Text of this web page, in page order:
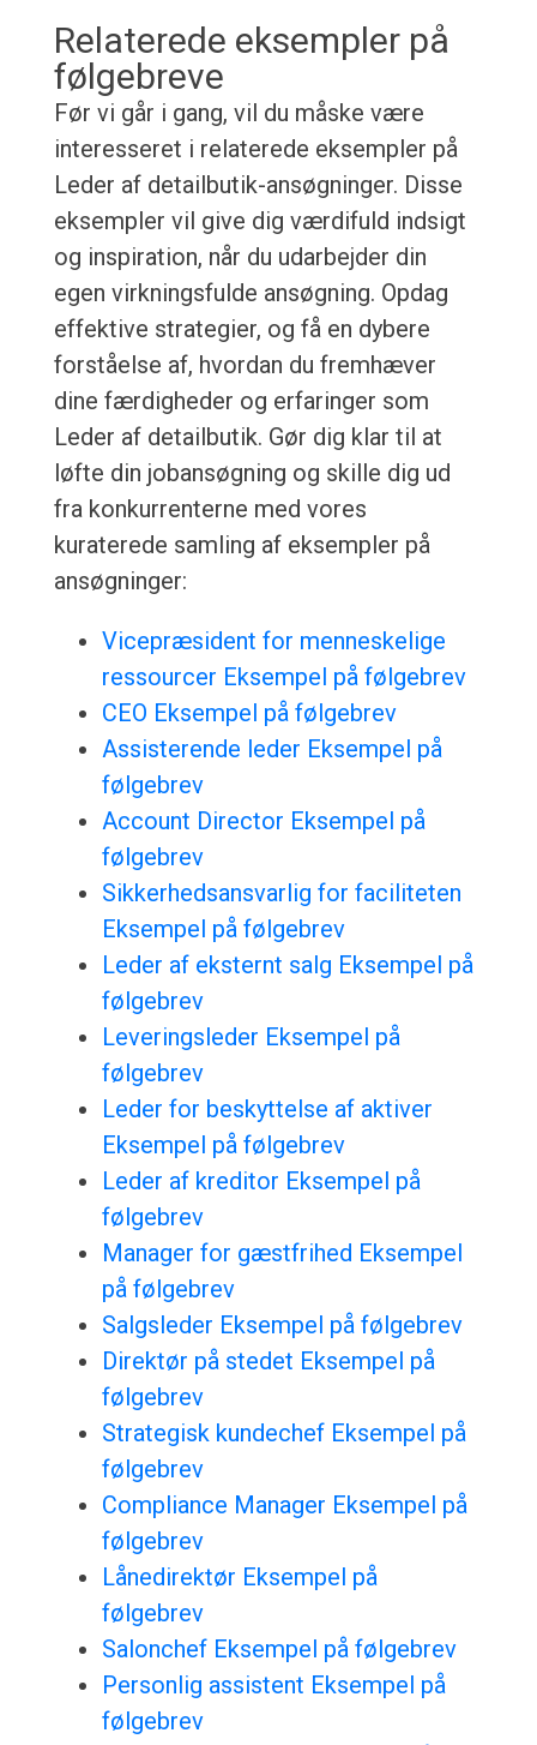
Relaterede eksempler på
følgebreve
Før vi går i gang, vil du måske være
interesseret i relaterede eksempler på
Leder af detailbutik-ansøgninger. Disse
eksempler vil give dig værdifuld indsigt
og inspiration, når du udarbejder din
egen virkningsfulde ansøgning. Opdag
effektive strategier, og få en dybere
forståelse af, hvordan du fremhæver
dine færdigheder og erfaringer som
Leder af detailbutik. Gør dig klar til at
løfte din jobansøgning og skille dig ud
fra konkurrenterne med vores
kuraterede samling af eksempler på
ansøgninger:
Vicepræsident for menneskelige
ressourcer Eksempel på følgebrev
CEO Eksempel på følgebrev
Assisterende leder Eksempel på
følgebrev
Account Director Eksempel på
følgebrev
Sikkerhedsansvarlig for faciliteten
Eksempel på følgebrev
Leder af eksternt salg Eksempel på
følgebrev
Leveringsleder Eksempel på
følgebrev
Leder for beskyttelse af aktiver
Eksempel på følgebrev
Leder af kreditor Eksempel på
følgebrev
Manager for gæstfrihed Eksempel
på følgebrev
Salgsleder Eksempel på følgebrev
Direktør på stedet Eksempel på
følgebrev
Strategisk kundechef Eksempel på
følgebrev
Compliance Manager Eksempel på
følgebrev
Lånedirektør Eksempel på
følgebrev
Salonchef Eksempel på følgebrev
Personlig assistent Eksempel på
følgebrev